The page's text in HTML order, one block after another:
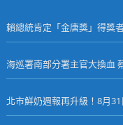
賴總統肯定「金唐獎」得獎
海巡署南部分署主官大換血
北市鮮奶週報再升級！8月